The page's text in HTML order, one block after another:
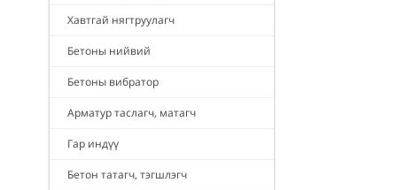
Хавтгай нягтруулагч
Бетоны нийвий
Бетоны вибратор
Арматур таслагч, матагч
Гар индүү
Бетон татагч, тэгшлэгч